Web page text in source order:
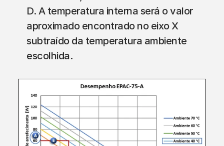
D. A temperatura interna será o valor
aproximado encontrado no eixo X
subtraído da temperatura ambiente
escolhida.